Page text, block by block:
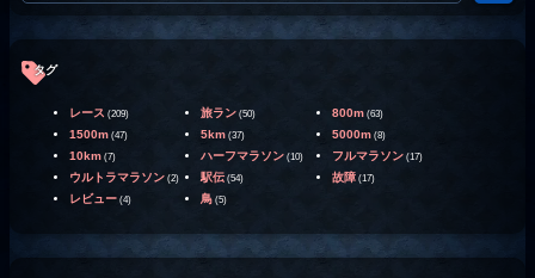
タグ
レース (209) 旅ラン (50) 800m (63)
1500m (47) 5km (37) 5000m (8)
10km (7) ハーフマラソン (10) フルマラソン (17)
ウルトラマラソン (2) 駅伝 (54) 故障 (17)
レビュー (4) 鳥 (5)